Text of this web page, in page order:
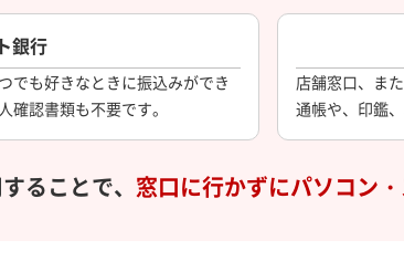
銀行
でも好きなときに振込みができ
確認書類も不要です。
店舗窓口、ま
通帳や、印鑑
ることで、 窓口に行かずにパソコン